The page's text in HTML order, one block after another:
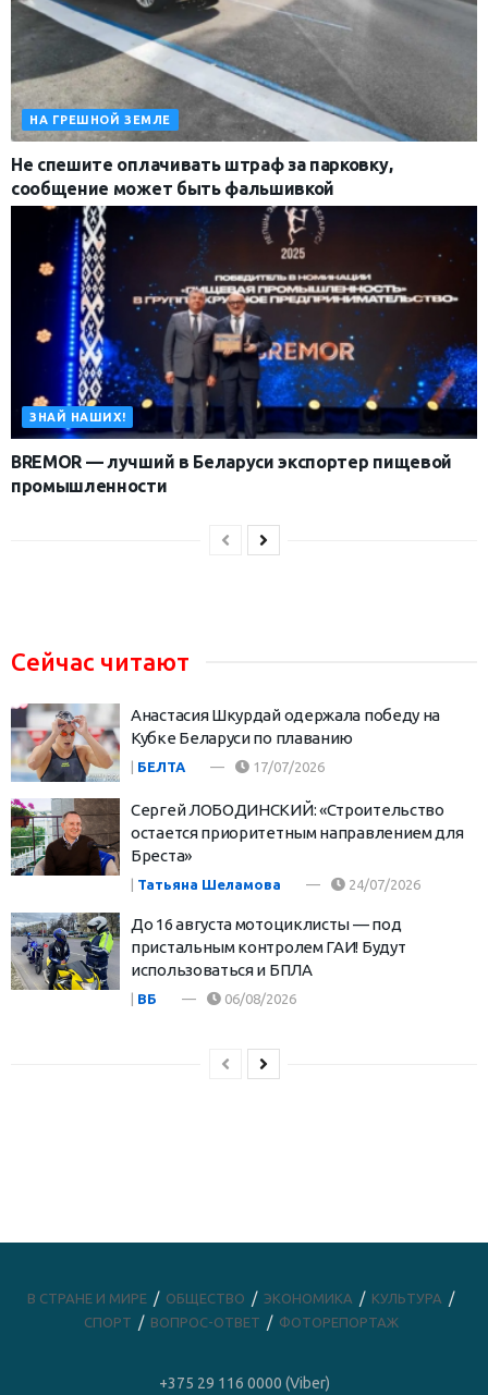
НА ГРЕШНОЙ ЗЕМЛЕ
Не спешите оплачивать штраф за парковку,
сообщение может быть фальшивкой
ЗНАЙ НАШИХ!
BREMOR — лучший в Беларуси экспортер пищевой
промышленности
Сейчас читают
Анастасия Шкурдай одержала победу на
Кубке Беларуси по плаванию
БЕЛТА 17/07/2026
Сергей ЛОБОДИНСКИЙ: «Строительство
остается приоритетным направлением для
Бреста»
| Татьяна Шеламова 24/07/2026
До 16 августа мотоциклисты — под
пристальным контролем ГАИ! Будут
использоваться и БПЛА
| ВБ 06/08/2026
В СТРАНЕ И МИРЕ ОБЩЕСТВО ЭКОНОМИКА
КУЛЬТУРА
СПОРТ
ВОПРОС-ОТВЕТ ФОТОРЕПОРТАЖ
+375 29 116 0000 (Viber)